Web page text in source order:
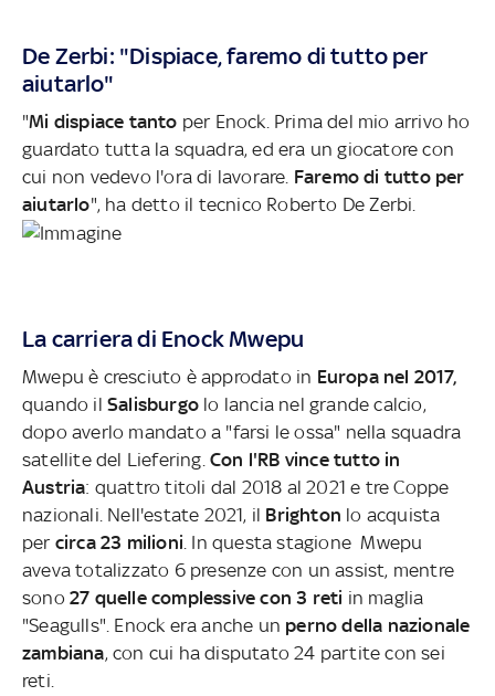
De Zerbi: "Dispiace, faremo di tutto per
aiutarlo"
"Mi dispiace tanto per Enock. Prima del mio arrivo ho
guardato tutta la squadra, ed era un giocatore con
cui non vedevo l'ora di lavorare. Faremo di tutto per
aiutarlo", ha detto il tecnico Roberto De Zerbi.
La carriera di Enock Mwepu
Mwepu è cresciuto è approdato in Europa nel 2017,
quando il Salisburgo lo lancia nel grande calcio,
dopo averlo mandato a "farsi le ossa" nella squadra
satellite del Liefering. Con l'RB vince tutto in
Austria: quattro titoli dal 2018 al 2021 e tre Coppe
nazionali. Nell'estate 2021, il Brighton lo acquista
per circa 23 milioni. In questa stagione Mwepu
aveva totalizzato 6 presenze con un assist, mentre
sono 27 quelle complessive con 3 reti in maglia
"Seagulls". Enock era anche un perno della nazionale
zambiana, con cui ha disputato 24 partite con sei
reti.